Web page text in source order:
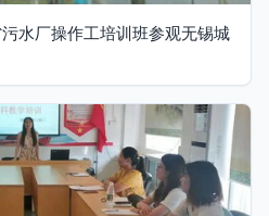
水厂操作工培训班参观无锡城